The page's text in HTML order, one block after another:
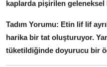
kaplarda pişirilen geleneksel
Tadım Yorumu: Etin lif lif
harika bir tat oluşturuyor.
tüketildiğinde doyurucu bir